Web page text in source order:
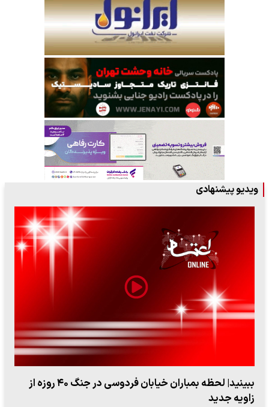
ویدیو پیشنهادی
ببینید| لحظه بمباران خیابان فردوسی در جنگ ۴۰ روزه از
زاویه جدید